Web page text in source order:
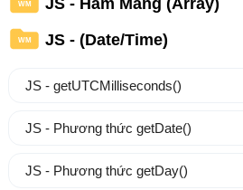
WM JS - Hàm Mảng (Array)
WM JS - (Date/Time)
JS - getUTCMilliseconds()
JS - Phương thức getDate()
JS - Phương thức getDay()